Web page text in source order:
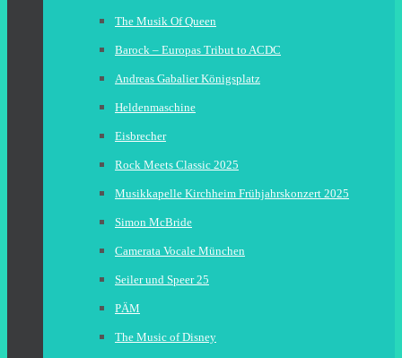
The Musik Of Queen
Barock – Europas Tribut to ACDC
Andreas Gabalier Königsplatz
Heldenmaschine
Eisbrecher
Rock Meets Classic 2025
Musikkapelle Kirchheim Frühjahrskonzert 2025
Simon McBride
Camerata Vocale München
Seiler und Speer 25
PÄM
The Music of Disney